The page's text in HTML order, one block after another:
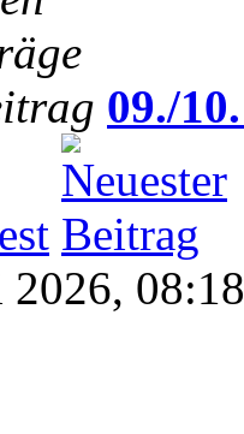
09./
2026, 08:18